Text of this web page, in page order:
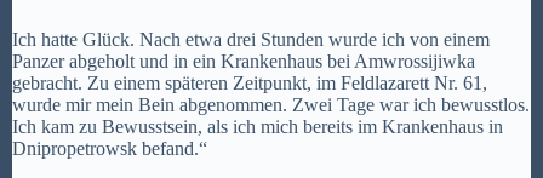
Ich hatte Glück. Nach etwa drei Stunden wurde ich von einem
Panzer abgeholt und in ein Krankenhaus bei Amwrossijiwka
gebracht. Zu einem späteren Zeitpunkt, im Feldlazarett Nr. 61,
wurde mir mein Bein abgenommen. Zwei Tage war ich bewusstlos.
Ich kam zu Bewusstsein, als ich mich bereits im Krankenhaus in
Dnipropetrowsk befand.“